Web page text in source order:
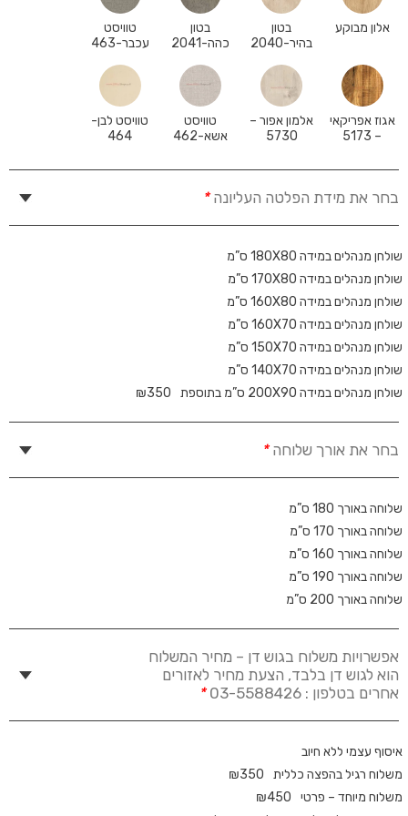
אלון מבוקע
בטון
בהיר-2040
בטון
כהה-2041
טוויסט
עכבר-463
אגוז אפריקאי
– 5173
אלמון אפור –
5730
טוויסט
אשא-462
טוויסט לבן-
464
בחר את מידת הפלטה העליונה*
שולחן מנהלים במידה 180X80 ס”מ
שולחן מנהלים במידה 170X80 ס”מ
שולחן מנהלים במידה 160X80 ס”מ
שולחן מנהלים במידה 160X70 ס”מ
שולחן מנהלים במידה 150X70 ס”מ
שולחן מנהלים במידה 140X70 ס”מ
שולחן מנהלים במידה 200X90 ס”מ בתוספת
₪350
בחר את אורך שלוחה*
שלוחה באורך 180 ס”מ
שלוחה באורך 170 ס”מ
שלוחה באורך 160 ס”מ
שלוחה באורך 190 ס”מ
שלוחה באורך 200 ס”מ
אפשרויות משלוח בגוש דן – מחיר המשלוח
הוא לגוש דן בלבד, הצעת מחיר לאזורים
אחרים בטלפון : 03-5588426
*
איסוף עצמי ללא חיוב
משלוח רגיל בהפצה כללית
₪350
משלוח מיוחד – פרטי
₪450